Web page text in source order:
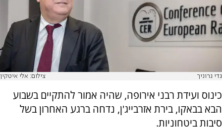
גדי גרוניך צילום: אלי איטקין
כינוס ועידת רבני אירופה, שהיה אמור להתקיים בשבוע
הבא בבאקו, בירת אזרבייג'ן, נדחה ברגע האחרון בשל
סיבות ביטחוניות.